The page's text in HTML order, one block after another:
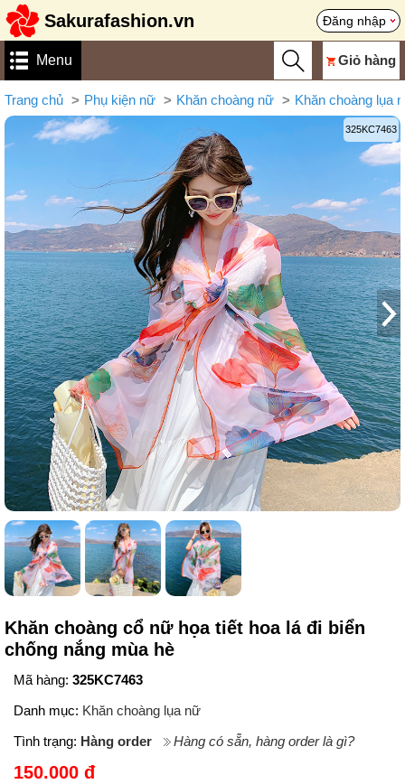
Sakurafashion.vn Đăng nhập
Menu Giỏ hàng
Trang chủ Phụ kiện nữ Khăn choàng nữ Khăn choàng lụa
325KC7463
Khăn choàng cổ nữ họa tiết hoa lá đi biển
chống nắng mùa hè
Mã hàng: 325KC7463
Danh mục: Khăn choàng lụa nữ
Tình trạng: Hàng order Hàng có sẵn, hàng order là gì?
150.000 đ